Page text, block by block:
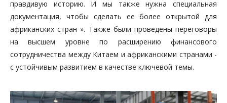
правдивую историю. И мы также нужна специальная
документация, чтобы сделать ее более открытой для
африканских стран ». Также были проведены переговоры
на высшем уровне по расширению финансового
сотрудничества между Китаем и африканскими странами -
с устойчивым развитием в качестве ключевой темы.